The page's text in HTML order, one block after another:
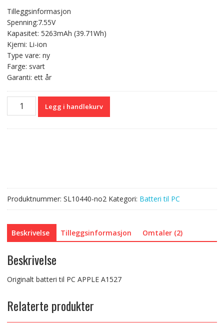
var:
kr 1
145,00.
Tilleggsinformasjon
Spenning:7.55V
Kapasitet: 5263mAh (39.71Wh)
Kjemi: Li-ion
Type vare: ny
Farge: svart
Garanti: ett år
Originalt
batteri
Legg i handlekurv
Produktnummer: SL10440-no2 Kategori: Batteri til PC
Beskrivelse Tilleggsinformasjon Omtaler (2)
Beskrivelse
Originalt batteri til PC APPLE A1527
Relaterte produkter